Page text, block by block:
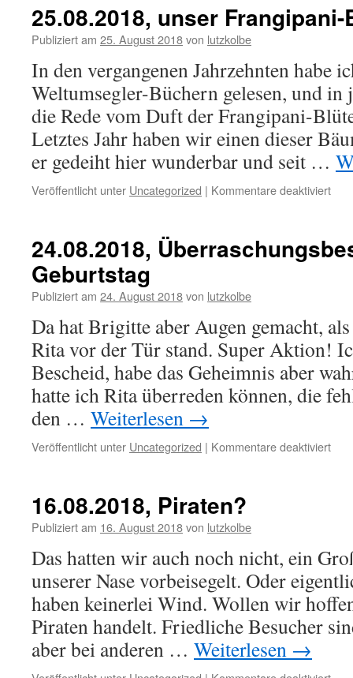
25.08.2018, unser
Publiziert am 25. August 2018von lutzkolbe
In den vergangenen Jahrzehnten habe
Weltumsegler-Büchern gelesen, und in
die Rede vom Duft der Frangipani-
Letztes Jahr haben wir einen dieser
er gedeiht hier wunderbar und seit …
Veröffentlicht unter Uncategorized | Kommentare deaktiviertfür
24.08.2018,
Geburtstag
Publiziert am 24. August 2018von lutzkolbe
Da hat Brigitte aber Augen gemacht,
Rita vor der Tür stand. Super Aktion!
Bescheid, habe das Geheimnis aber
hatte ich Rita überreden können, die
den … Weiterlesen →
Veröffentlicht unter Uncategorized | Kommentare deaktiviertfür
16.08.2018, Piraten?
Publiziert am 16. August 2018von lutzkolbe
Das hatten wir auch noch nicht, ein
unserer Nase vorbeisegelt. Oder
haben keinerlei Wind. Wollen wir
Piraten handelt. Friedliche Besucher
aber bei anderen … Weiterlesen →